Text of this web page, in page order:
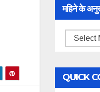
महिने के
महिने
अनुसार
पढ़ें
QUICK